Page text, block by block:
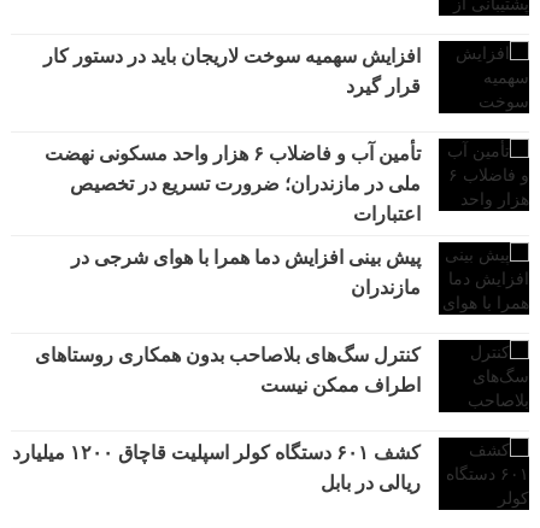
افزایش سهمیه سوخت لاریجان باید در دستور کار
قرار گیرد
تأمین آب و فاضلاب ۶ هزار واحد مسکونی نهضت
ملی در مازندران؛ ضرورت تسریع در تخصیص
اعتبارات
پیش بینی افزایش دما همرا با هوای شرجی در
مازندران
کنترل سگ‌های بلاصاحب بدون همکاری روستاهای
اطراف ممکن نیست
کشف ۶۰۱ دستگاه کولر اسپلیت قاچاق ۱۲۰۰ میلیارد
ریالی در بابل